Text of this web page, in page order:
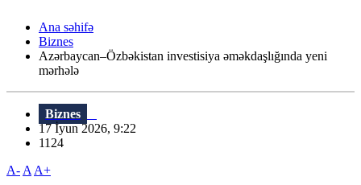
Ana səhifə
Biznes
Azərbaycan–Özbəkistan investisiya əməkdaşlığında yeni
mərhələ
Biznes
17 İyun 2026, 9:22
1124
A- A A+